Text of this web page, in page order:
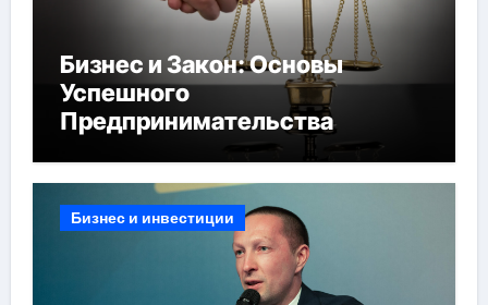
Бизнес и Закон: Основы
Успешного
Предпринимательства
Бизнес и инвестиции